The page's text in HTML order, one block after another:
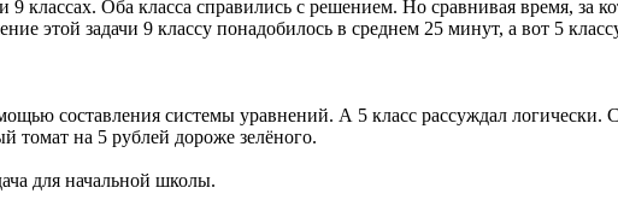
9 классах. Оба класса справились с решением. Но сравнивая время, за
этой задачи 9 классу понадобилось в среднем 25 минут, а вот 5
составления системы уравнений. А 5 класс рассуждал логически.
томат на 5 рублей дороже зелёного.
для начальной школы.